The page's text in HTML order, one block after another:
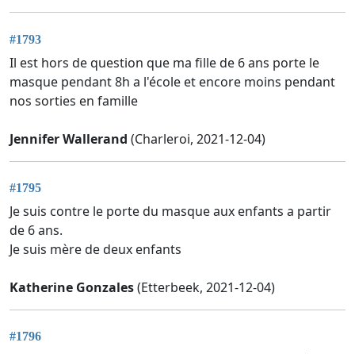
#1793
Il est hors de question que ma fille de 6 ans porte le
masque pendant 8h a l'école et encore moins pendant
nos sorties en famille
Jennifer Wallerand (Charleroi, 2021-12-04)
#1795
Je suis contre le porte du masque aux enfants a partir
de 6 ans.
Je suis mère de deux enfants
Katherine Gonzales(Etterbeek, 2021-12-04)
#1796